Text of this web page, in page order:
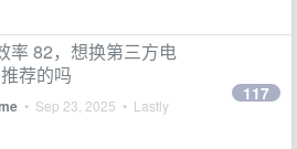
率 82，想换第三方电
荐的吗
• Sep 23, 2025 • Lastly
117